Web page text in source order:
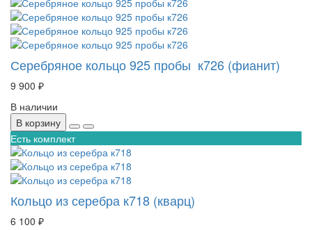
Серебряное кольцо 925 пробы к726 (фианит)
9 900 ₽
В наличии
В корзину
Есть комплект
Кольцо из серебра к718 (кварц)
6 100 ₽